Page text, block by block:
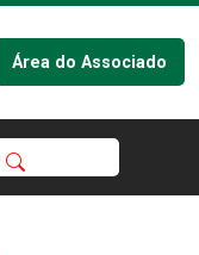
Área do Associado